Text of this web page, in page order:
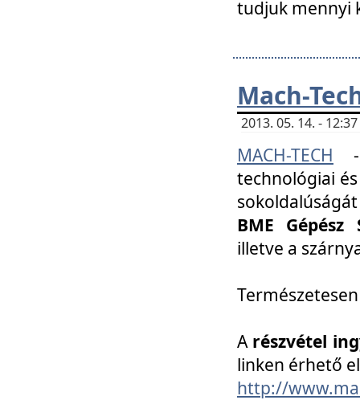
tudjuk mennyi
Mach-
2013. 05. 14. -
MACH-TECH
technológiai
BME
illetve a
A részvétel
linken érhető
http://